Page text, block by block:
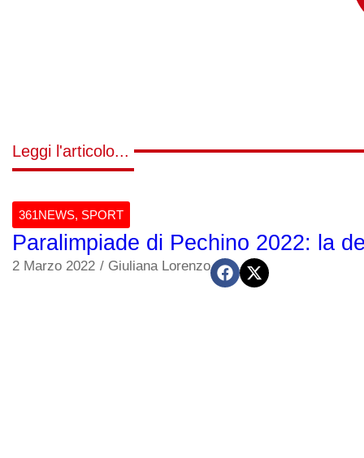
Leggi l'articolo...
361NEWS, SPORT
Paralimpiade di Pechino 2022: la
2 Marzo 2022 / Giuliana Lorenzo